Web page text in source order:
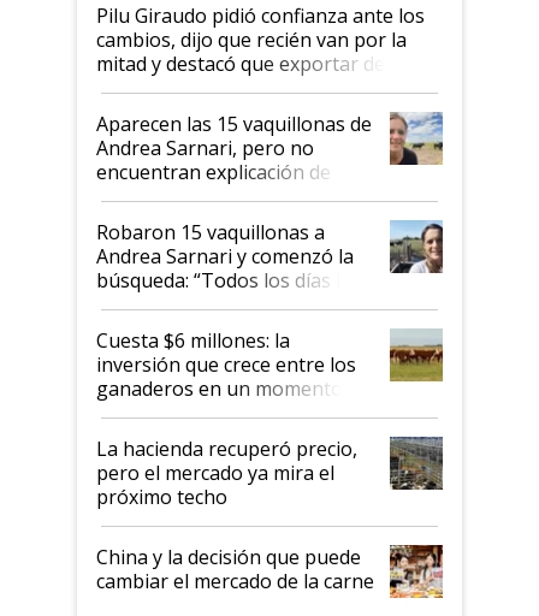
Pilu Giraudo pidió confianza ante los
cambios, dijo que recién van por la
mitad y destacó que exportar dejó de
ser "para unos pocos": "Tenemos un
mandato muy claro del gobierno
nacional"
Aparecen las 15 vaquillonas de
Andrea Sarnari, pero no
encuentran explicación de
cómo llegaron allí
Robaron 15 vaquillonas a
Andrea Sarnari y comenzó la
búsqueda: “Todos los días le
toca a algún productor”
Cuesta $6 millones: la
inversión que crece entre los
ganaderos en un momento
histórico para la actividad
La hacienda recuperó precio,
pero el mercado ya mira el
próximo techo
China y la decisión que puede
cambiar el mercado de la carne